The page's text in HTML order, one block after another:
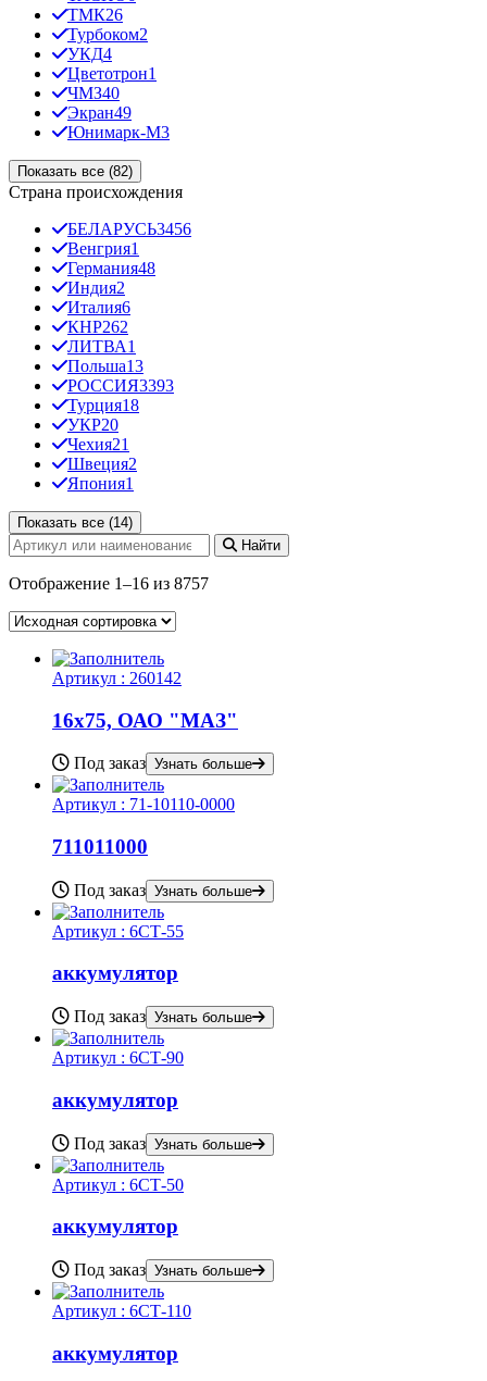
ТМК26
Турбоком2
УКД4
Цветотрон1
ЧМЗ40
Экран49
Юнимарк-М3
Показать все (82)
Страна происхождения
БЕЛАРУСЬ3456
Венгрия1
Германия48
Индия2
Италия6
КНР262
ЛИТВА1
Польша13
РОССИЯ3393
Турция18
УКР20
Чехия21
Швеция2
Япония1
Показать все (14)
Найти
Отображение 1–16 из 8757
Артикул : 260142
16х75, ОАО "МАЗ"
Под заказ Узнать больше
Артикул : 71-10110-0000
711011000
Под заказ Узнать больше
Артикул : 6СТ-55
аккумулятор
Под заказ Узнать больше
Артикул : 6СТ-90
аккумулятор
Под заказ Узнать больше
Артикул : 6СТ-50
аккумулятор
Под заказ Узнать больше
Артикул : 6СТ-110
аккумулятор